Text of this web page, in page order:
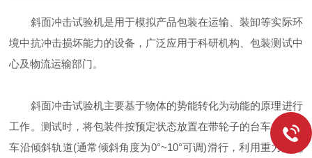
斜面冲击试验机是用于模拟产品包装在运输、装卸等实际环
境中抗冲击损坏能力的设备，广泛应用于科研机构、包装测试中
心及物流运输部门。
斜面冲击试验机主要基于物体的势能转化为动能的原理进行
工作。测试时，将包装件按预定状态放置在带轮子的台车上，台
车沿倾斜轨道(通常倾斜角度为0°~10°可调)滑行，利用重力势能